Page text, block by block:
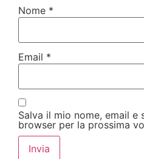
Nome *
Email *
Salva il mio nome, email e
browser per la prossima